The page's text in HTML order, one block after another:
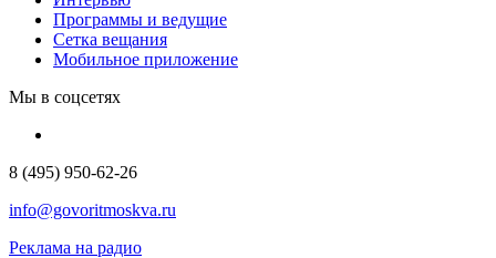
Программы и ведущие
Сетка вещания
Мобильное приложение
Мы в соцсетях
8 (495) 950-62-26
info@govoritmoskva.ru
Реклама на радио